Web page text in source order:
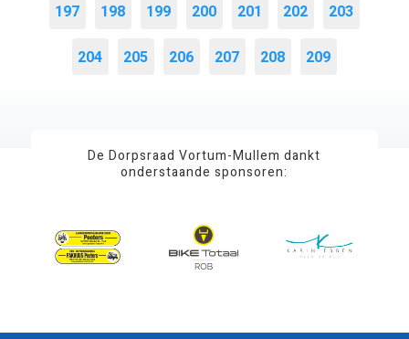
197 198 199 200 201 202 203
204 205 206 207 208 209
De Dorpsraad Vortum-Mullem dankt
onderstaande sponsoren: